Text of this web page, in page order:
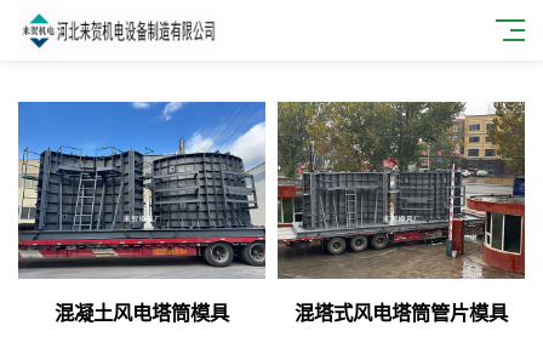
混凝土风电塔筒模具 混塔式风电塔筒管片模具